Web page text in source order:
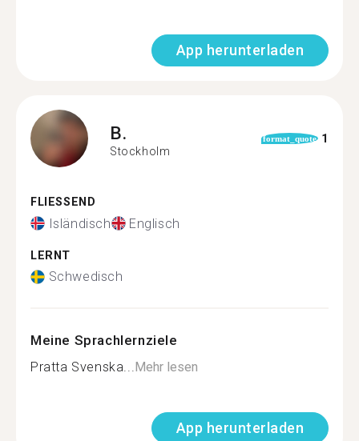
App herunterladen
B.
Stockholm
format_quote 1
FLIESSEND
Isländisch Englisch
LERNT
Schwedisch
Meine Sprachlernziele
Pratta Svenska...Mehr lesen
App herunterladen